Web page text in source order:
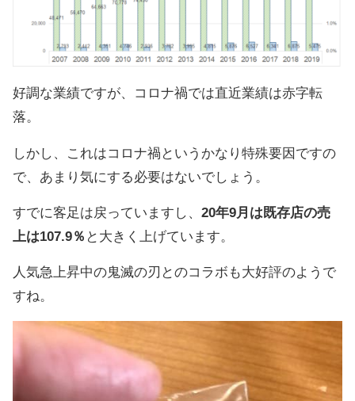
好調な業績ですが、コロナ禍では直近業績は赤字転
落。
しかし、これはコロナ禍というかなり特殊要因ですの
で、あまり気にする必要はないでしょう。
すでに客足は戻っていますし、 20年9月は既存店の売
上は107.9％ と大きく上げています。
人気急上昇中の鬼滅の刃とのコラボも大好評のようで
すね。